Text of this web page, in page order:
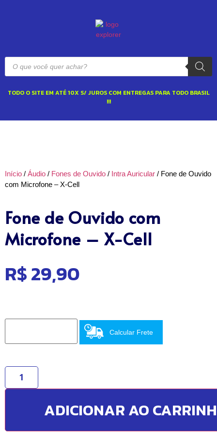
TODO O SITE EM ATÉ 10X S/ JUROS COM ENTREGAS PARA TODO BRASIL
!!!
Início / Áudio / Fones de Ouvido / Intra Auricular / Fone de Ouvido
com Microfone – X-Cell
Fone de Ouvido com
Microfone – X-Cell
R$29,90
Calcular Frete
ADICIONAR AO